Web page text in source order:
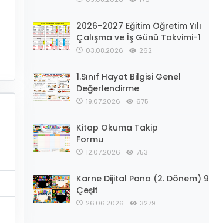
2026-2027 Eğitim Öğretim Yılı
Çalışma ve İş Günü Takvimi-1
03.08.2026 262
1.Sınıf Hayat Bilgisi Genel
Değerlendirme
19.07.2026 675
Kitap Okuma Takip
Formu
12.07.2026 753
Karne Dijital Pano (2. Dönem) 9
Çeşit
26.06.2026 3279